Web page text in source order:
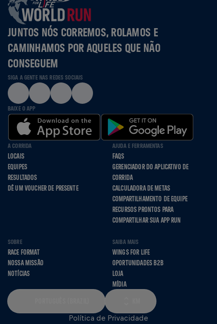
JUNTOS NÓS CORREMOS, ROLAMOS E
CAMINHAMOS POR AQUELES QUE NÃO
CONSEGUEM
SIGA A GENTE NAS REDES SOCIAIS
BAIXE O APP
A CORRIDA
LOCAIS
EQUIPES
RESULTADOS
DÊ UM VOUCHER DE PRESENTE
AJUDA E FERRAMENTAS
FAQS
GERENCIADOR DO APLICATIVO DE
CORRIDA
CALCULADORA DE METAS
COMPARTILHAMENTO DE EQUIPE
RECURSOS PRONTOS PARA
COMPARTILHAR SUA APP RUN
SOBRE
RACE FORMAT
NOSSA MISSÃO
NOTÍCIAS
SAIBA MAIS
WINGS FOR LIFE
OPORTUNIDADES B2B
LOJA
MÍDIA
Política de Privacidade